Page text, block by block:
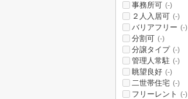
事務所可 (-)
２人入居可 (-)
バリアフリー (-)
分割可 (-)
分譲タイプ (-)
管理人常駐 (-)
眺望良好 (-)
二世帯住宅 (-)
フリーレント (-)